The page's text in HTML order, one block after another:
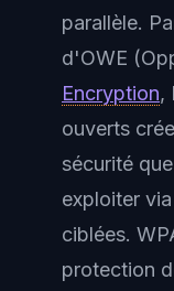
parallèle.
d'OWE
Encryption,
ouverts
sécurité
exploiter
ciblées.
protection